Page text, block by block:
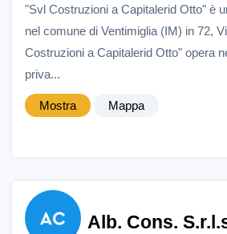
"Svl Costruzioni a Capitalerid Otto" è
nel comune di Ventimiglia (IM) in 72,
Costruzioni a Capitalerid Otto" opera
priva...
Mostra Mappa
Alb. Cons.